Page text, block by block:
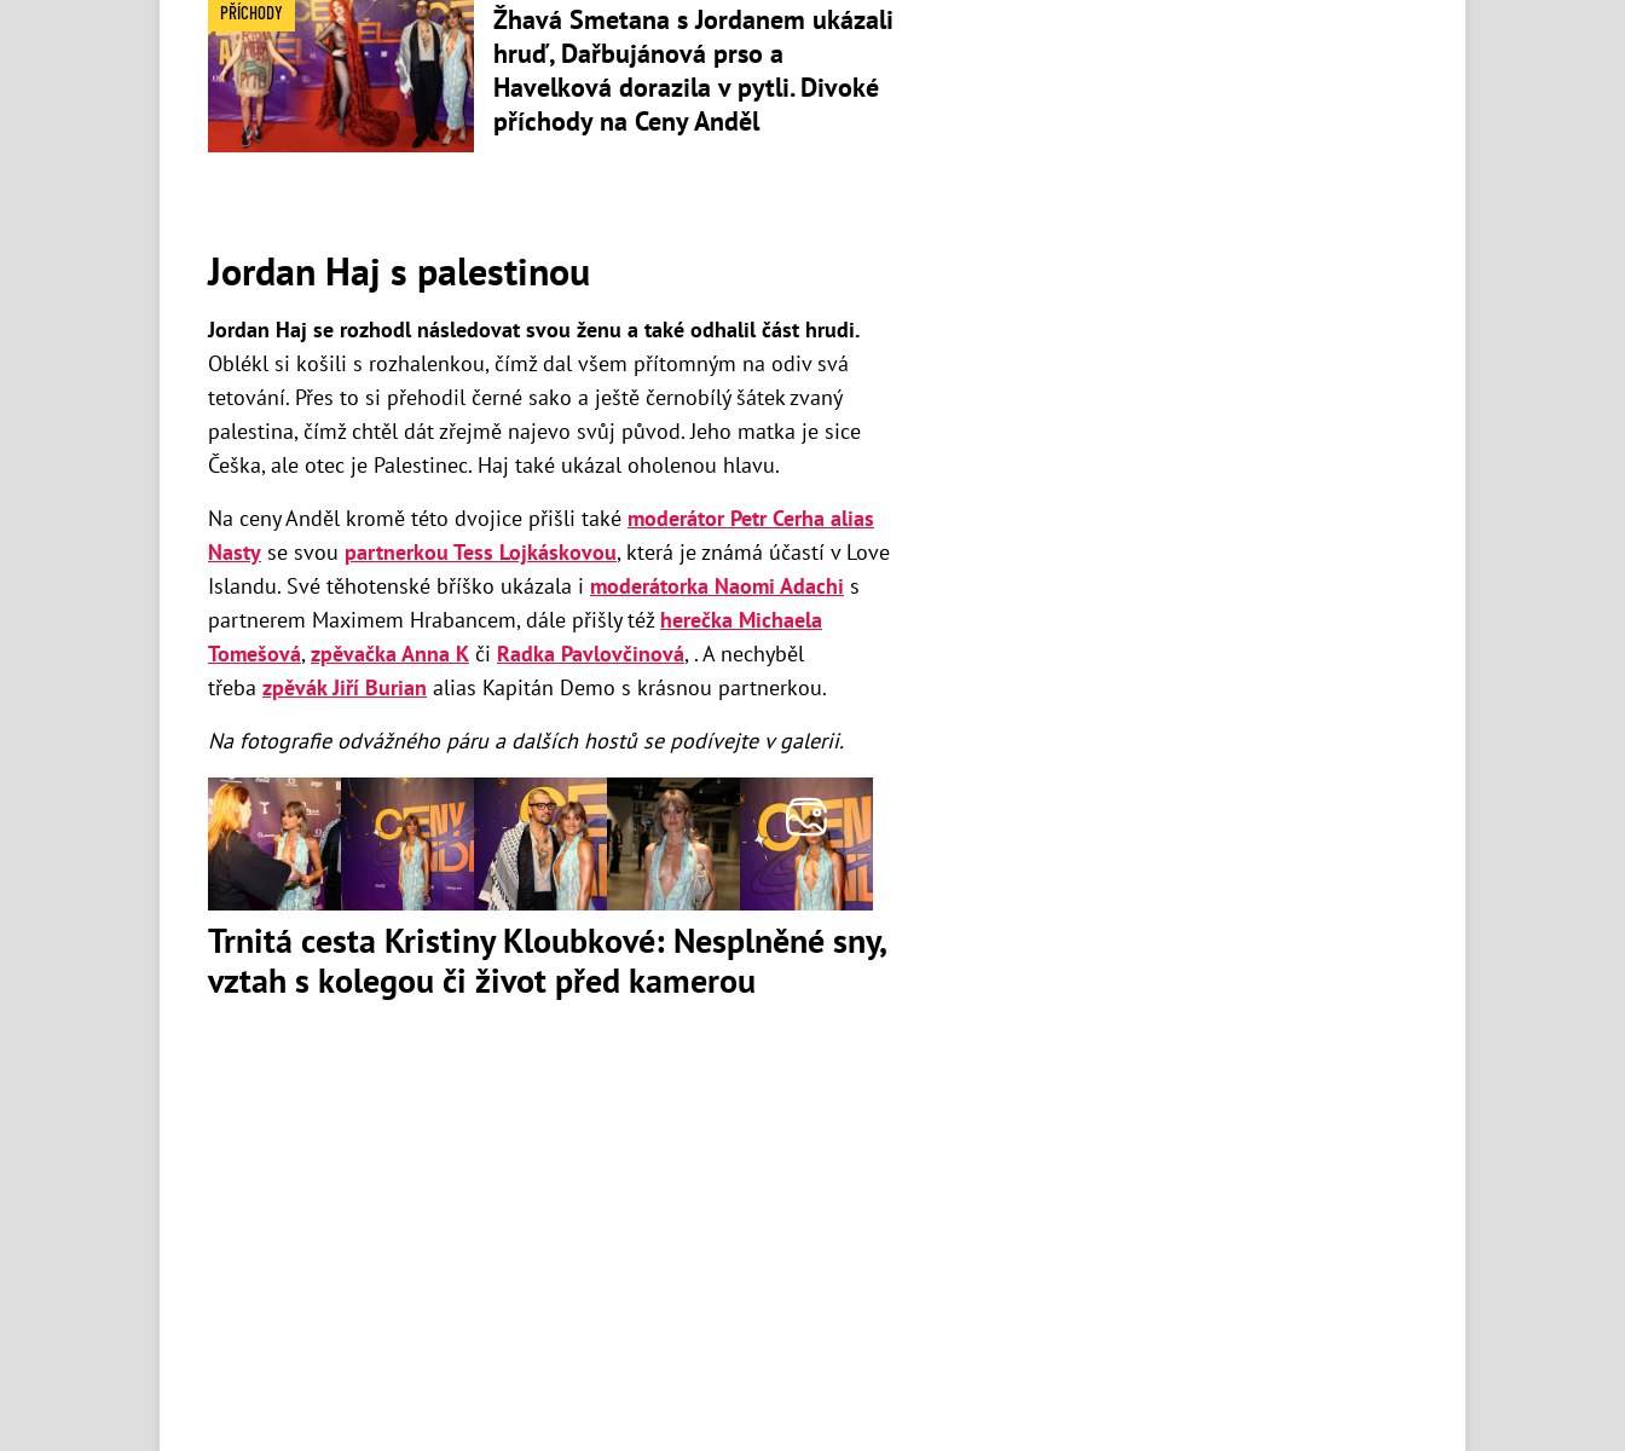
PŘÍCHODY
Žhavá Smetana s Jordanem ukázali
hruď, Dařbujánová prso a
Havelková dorazila v pytli. Divoké
příchody na Ceny Anděl
Jordan Haj s palestinou
Jordan Haj se rozhodl následovat svou ženu a také odhalil část hrudi.
Oblékl si košili s rozhalenkou, čímž dal všem přítomným na odiv svá
tetování. Přes to si přehodil černé sako a ještě černobílý šátek zvaný
palestina, čímž chtěl dát zřejmě najevo svůj původ. Jeho matka je sice
Češka, ale otec je Palestinec. Haj také ukázal oholenou hlavu.
Na ceny Anděl kromě této dvojice přišli také moderátor Petr Cerha alias
Nasty se svou partnerkou Tess Lojkáskovou, která je známá účastí v Love
Islandu. Své těhotenské bříško ukázala i moderátorka Naomi Adachi s
partnerem Maximem Hrabancem, dále přišly též herečka Michaela
Tomešová,zpěvačka Anna K či Radka Pavlovčinová, . A nechyběl
třeba zpěvák Jiří Burian alias Kapitán Demo s krásnou partnerkou.
Na fotografie odvážného páru a dalších hostů se podívejte v galerii.
Trnitá cesta Kristiny Kloubkové: Nesplněné sny,
vztah s kolegou či život před kamerou